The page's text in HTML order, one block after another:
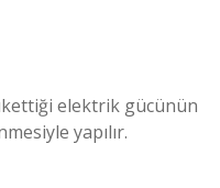
elektrik gücünün
yapılır.